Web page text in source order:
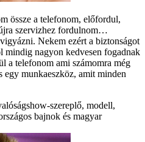
össze a telefonom, előfordul,
szervizhez fordulnom…
Nekem ezért a biztonságot
mindig nagyon kedvesen fogadnak
a telefonom ami számomra még
egy munkaeszköz, amit minden
szereplő, modell,
bajnok és magyar